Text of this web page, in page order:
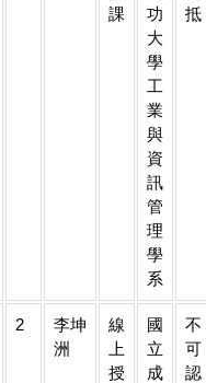
課
功
大
學
工
業
與
資
訊
管
理
學
系
抵
2
李坤
洲
線
上
授
國
立
成
不
可
認